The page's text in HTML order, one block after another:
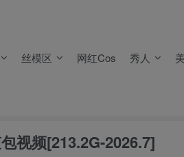
丝模区 网红Cos 秀人
)，失效不超24小时，
，点我（原域名失效）！
视频[213.2G-2026.7]